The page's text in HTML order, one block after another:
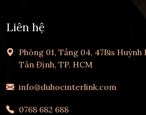
Liên hệ
Phòng 01, Tầng 04, 47Bis Huỳnh
Tân Định, TP. HCM
info@duhocinterlink.com
0768 682 688